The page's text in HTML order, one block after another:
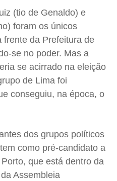
(tio de Genaldo) e
foram os únicos
frente da Prefeitura de
se no poder. Mas a
se acirrado na eleição
de Lima foi
conseguiu, na época, o
dos grupos políticos
como pré-candidato a
que está dentro da
Assembleia